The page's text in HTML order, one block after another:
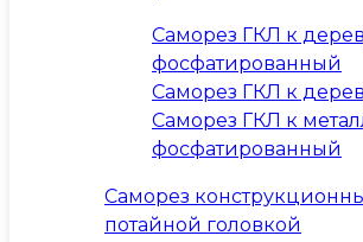
Саморез ГКЛ к
фосфатированный
Саморез ГКЛ к
Саморез ГКЛ к
фосфатированный
Саморез
потайной головкой